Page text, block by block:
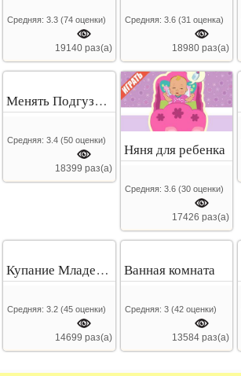
Средняя:3.3 (74 оценки)
19140 раз(а)
Средняя: 3.6 (31 оценка)
18980 раз(а)
Менять Подгузники Малышу
Средняя:3.4 (50 оценки)
18399 раз(а)
Няня для ребенка
Средняя: 3.6 (30оценки)
17426 раз(а)
Купание Младенца
Средняя:3.2 (45 оценки)
14699 раз(а)
Ванная комната
Средняя: 3 (42оценки)
13584 раз(а)